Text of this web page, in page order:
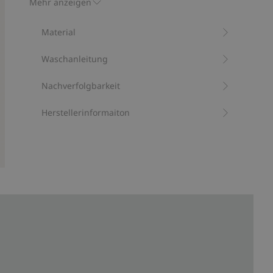
Mit 80 % Biobaumwolle.
Material
Waschanleitung
Nachverfolgbarkeit
Herstellerinformaiton